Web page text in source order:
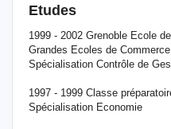
Etudes
1999 - 2002 Grenoble Ecole
Grandes Ecoles de Commerce
Spécialisation Contrôle de
1997 - 1999 Classe
Spécialisation Economie